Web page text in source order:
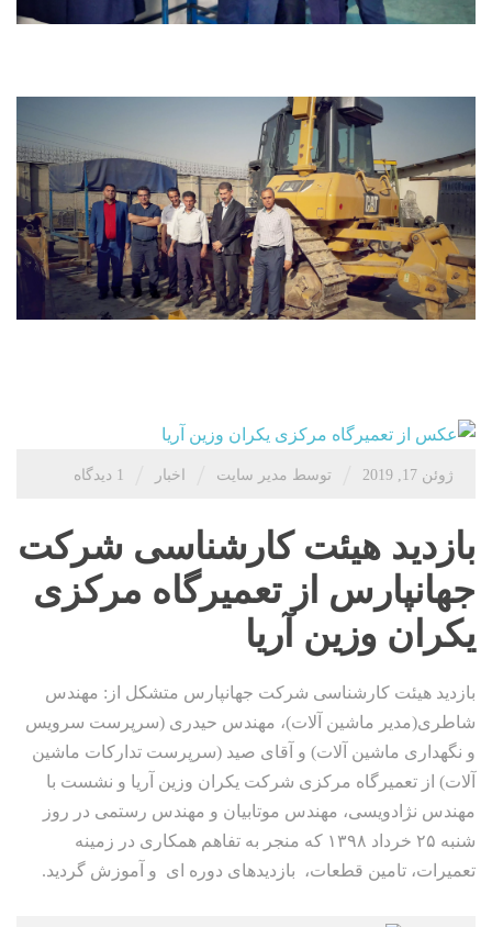
ژوئن 17, 2019 توسط مدیر سایت اخبار 1 دیدگاه
بازدید هیئت کارشناسی شرکت
جهانپارس از تعمیرگاه مرکزی
یکران وزین آریا
بازدید هیئت کارشناسی شرکت جهانپارس متشکل از: مهندس
شاطری(مدیر ماشین آلات)، مهندس حیدری (سرپرست سرویس
و نگهداری ماشین آلات) و آقای صید (سرپرست تدارکات ماشین
آلات) از تعمیرگاه مرکزی شرکت‌ یکران وزین آریا و نشست با
مهندس نژادویسی، مهندس موتابیان و مهندس رستمی در روز
شنبه ۲۵ خرداد ۱۳۹۸ که منجر به تفاهم همکاری در زمینه
تعمیرات، تامین قطعات، بازدیدهای دوره ای و آموزش گردید.